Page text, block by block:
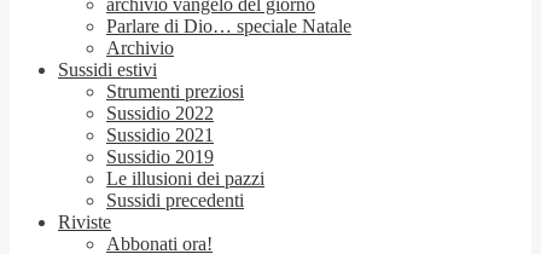
archivio vangelo del giorno
Parlare di Dio… speciale Natale
Archivio
Sussidi estivi
Strumenti preziosi
Sussidio 2022
Sussidio 2021
Sussidio 2019
Le illusioni dei pazzi
Sussidi precedenti
Riviste
Abbonati ora!